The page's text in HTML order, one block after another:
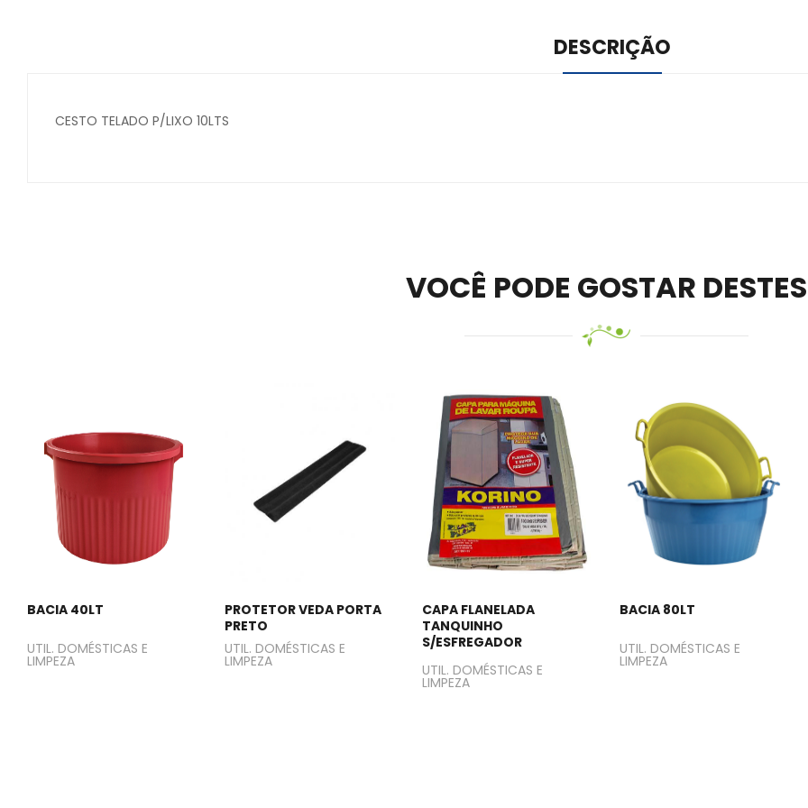
DESCRIÇÃO
CESTO TELADO P/LIXO 10LTS
VOCÊ PODE GOSTAR DESTES
BACIA 40LT
UTIL. DOMÉSTICAS E
LIMPEZA
PROTETOR VEDA PORTA
PRETO
UTIL. DOMÉSTICAS E
LIMPEZA
CAPA FLANELADA
TANQUINHO
S/ESFREGADOR
UTIL. DOMÉSTICAS E
LIMPEZA
BACIA 80LT
UTIL. DOMÉSTICAS E
LIMPEZA